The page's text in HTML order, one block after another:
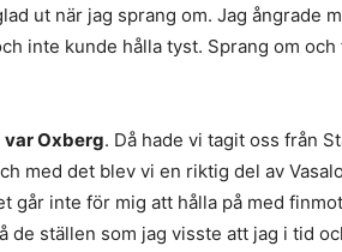
ut när jag sprang om. Jag ångrade
inte kunde hålla tyst. Sprang om
var Oxberg. Då hade vi tagit oss från
med det blev vi en riktig del av
går inte för mig att hålla på med
de ställen som jag visste att jag i tid